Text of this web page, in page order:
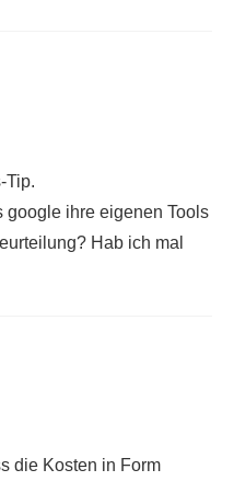
Tip.
google ihre eigenen Tools
Hab ich mal
die Kosten in Form